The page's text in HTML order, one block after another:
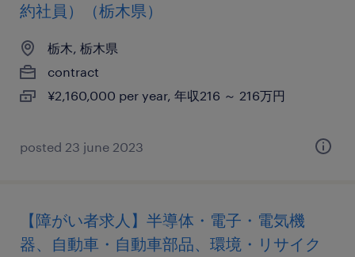
約社員）（栃木県）
栃木, 栃木県
contract
¥2,160,000 per year, 年収216 ～ 216万円
posted 23 june 2023
【障がい者求人】半導体・電子・電気機
器、自動車・自動車部品、環境・リサイク